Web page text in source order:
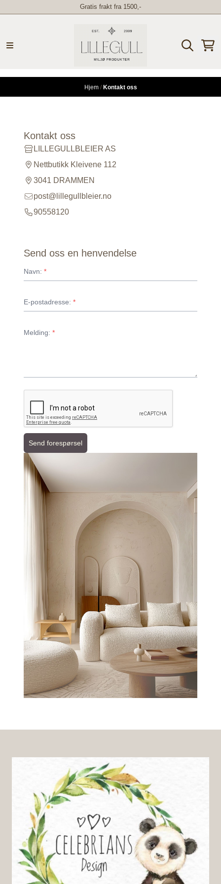
Gratis frakt fra 1500,-
Hjem / Kontakt oss
Kontakt oss
LILLEGULLBLEIER AS
Nettbutikk Kleivene 112
3041 DRAMMEN
post@lillegullbleier.no
90558120
Send oss en henvendelse
Navn: *
E-postadresse: *
Melding: *
Send forespørsel